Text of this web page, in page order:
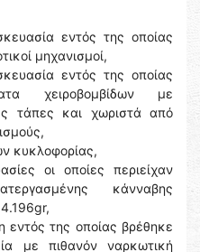
εντός της οποίας
μηχανισμοί,
εντός της οποίας
χειροβομβίδων με
τάπες και χωριστά από
κυκλοφορίας,
οι οποίες περιείχαν
κάνναβης
εντός της οποίας βρέθηκε
με πιθανόν ναρκωτική